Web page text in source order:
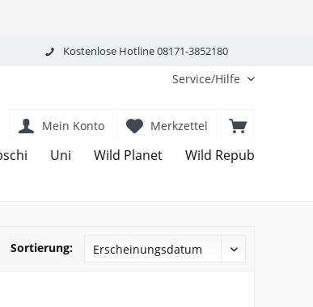
Kostenlose Hotline 08171-3852180
Service/Hilfe
Merkzettel
Mein Konto
Uni Wild Planet Wild Republic
Sortierung: